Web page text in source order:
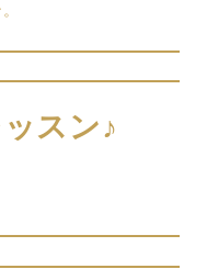
スン♪